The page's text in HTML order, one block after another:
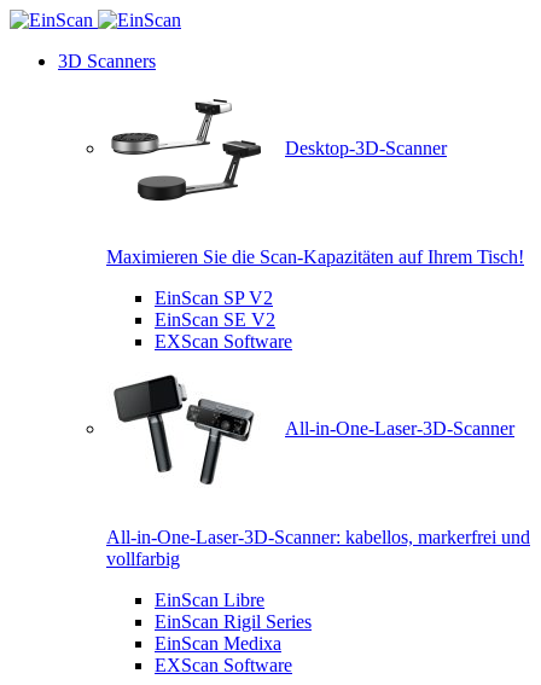
3D Scanners
Desktop-3D-Scanner
Maximieren Sie die Scan-Kapazitäten auf Ihrem Tisch!
EinScan SP V2
EinScan SE V2
EXScan Software
All-in-One-Laser-3D-Scanner
All-in-One-Laser-3D-Scanner: kabellos, markerfrei und
vollfarbig
EinScan Libre
EinScan Rigil Series
EinScan Medixa
EXScan Software